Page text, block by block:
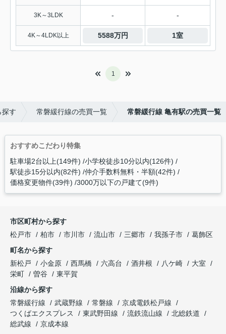
3K～3LDK - -
4K～4LDK以上 5588万円 1室
1
探す 常磐緩行線の売買一覧 常磐緩行線 亀有駅の売買一覧
おすすめこだわり特集
駐車場2台以上(149件) 小学校徒歩10分以内(126件)
駅徒歩15分以内(82件) 仲介手数料無料・半額(42件)
価格変更物件(39件) 3000万以下の戸建て(9件)
市区町村から探す
松戸市
柏市 市川市 流山市 三郷市 我孫子市
葛飾区
町名から探す
新松戸
小金原 西馬橋 六高台 酒井根 八ケ崎
大室
栄町
曽谷
東平賀
沿線から探す
常磐緩行線
武蔵野線 常磐線
京成電鉄松戸線
つくばエクスプレス
東武野田線 流鉄流山線
北総鉄道
総武線
京成本線